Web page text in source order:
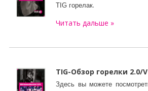
TIG горелак.
Читать дальше »
TIG-Обзор горелки 2.0/
Здесь вы можете